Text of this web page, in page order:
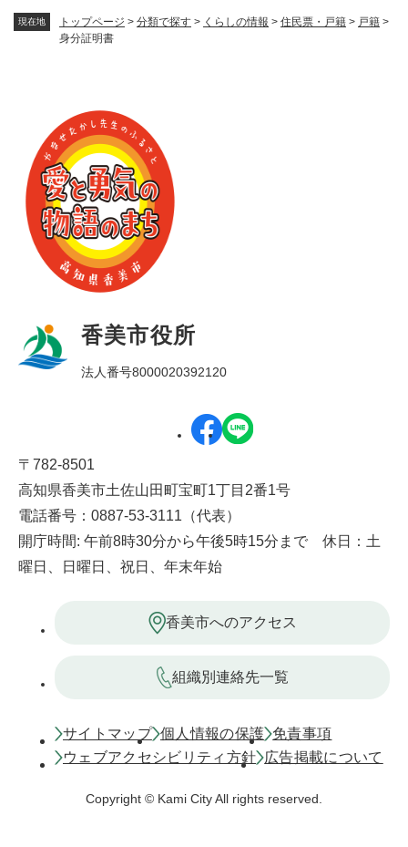
現在地 トップページ > 分類で探す > くらしの情報 > 住民票・戸籍 > 戸籍 >
身分証明書
香美市役所
法人番号8000020392120
〒782-8501
高知県香美市土佐山田町宝町1丁目2番1号
電話番号：0887-53-3111（代表）
開庁時間: 午前8時30分から午後5時15分まで 休日：土
曜日、日曜日、祝日、年末年始
香美市へのアクセス
組織別連絡先一覧
サイトマップ 個人情報の保護 免責事項
ウェブアクセシビリティ方針 広告掲載について
Copyright © Kami City All rights reserved.